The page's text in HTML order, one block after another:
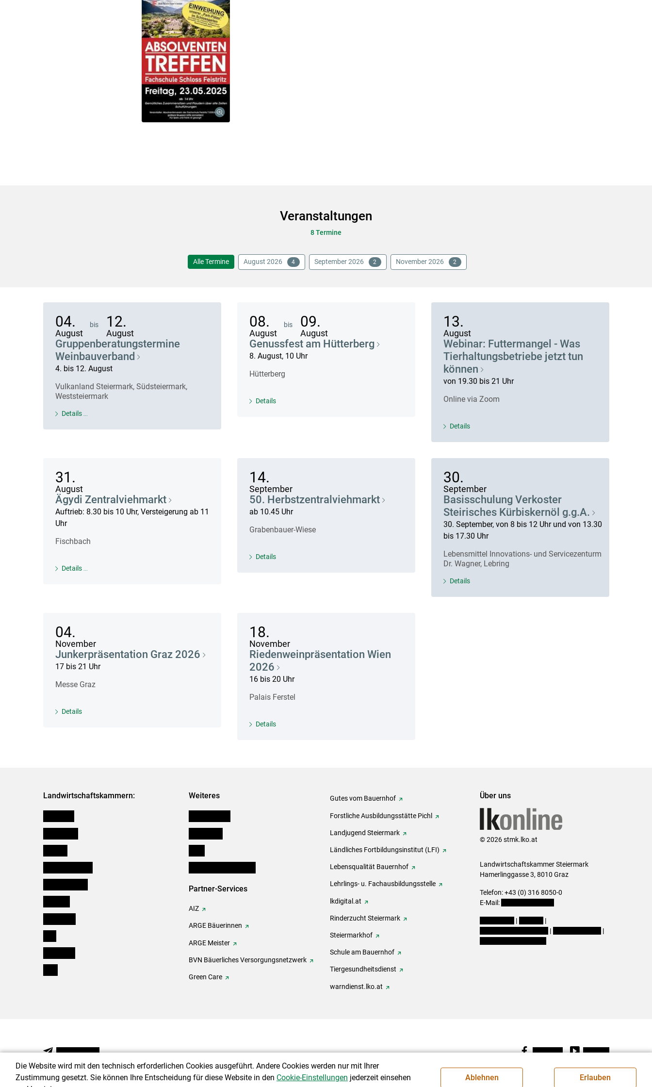
Veranstaltungen
8 Termine
Alle Termine August 2026 4 September 2026 2 November 2026 2
04.
August
bis 12.
August
Gruppenberatungstermine
Weinbauverband
4. bis 12. August
Vulkanland Steiermark, Südsteiermark,
Weststeiermark
Details
08.
August
bis 09.
August
Genussfest am Hütterberg
8. August, 10 Uhr
Hütterberg
Details
13.
August
Webinar: Futtermangel - Was
Tierhaltungsbetriebe jetzt tun
können
von 19.30 bis 21 Uhr
Online via Zoom
Details
31.
August
Ägydi Zentralviehmarkt
Auftrieb: 8.30 bis 10 Uhr, Versteigerung ab 11
Uhr
Fischbach
Details
14.
September
50. Herbstzentralviehmarkt
ab 10.45 Uhr
Grabenbauer-Wiese
Details
30.
September
Basisschulung Verkoster
Steirisches Kürbiskernöl g.g.A.
30. September, von 8 bis 12 Uhr und von 13.30
bis 17.30 Uhr
Lebensmittel Innovations- und Servicezenturm
Dr. Wagner, Lebring
Details
04.
November
Junkerpräsentation Graz 2026
17 bis 21 Uhr
Messe Graz
Details
18.
November
Riedenweinpräsentation Wien
2026
16 bis 20 Uhr
Palais Ferstel
Details
Landwirtschaftskammern: Weiteres
Partner-Services
AIZ
ARGE Bäuerinnen
ARGE Meister
BVN Bäuerliches Versorgungsnetzwerk
Green Care
Gutes vom Bauernhof
Forstliche Ausbildungsstätte Pichl
Landjugend Steiermark
Ländliches Fortbildungsinstitut (LFI)
Lebensqualität Bauernhof
Lehrlings- u. Fachausbildungsstelle
lkdigital.at
Rinderzucht Steiermark
Steiermarkhof
Schule am Bauernhof
Tiergesundheitsdienst
warndienst.lko.at
Über uns
© 2026 stmk.lko.at
Landwirtschaftskammer Steiermark
Hamerlinggasse 3, 8010 Graz
Telefon: +43 (0) 316 8050-0
E-Mail:
|
|
|
|
NEWSLETTER Facebook Youtube
Die Website wird mit den technisch erforderlichen Cookies ausgeführt. Andere Cookies werden nur mit Ihrer
Zustimmung gesetzt. Sie können Ihre Entscheidung für diese Website in den Cookie-Einstellungen jederzeit einsehen
Ablehnen Erlauben